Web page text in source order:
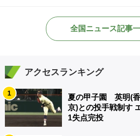
全国ニュース記事
アクセスランキング
1
夏の甲子園 英明(
京)との投手戦制す
1失点完投